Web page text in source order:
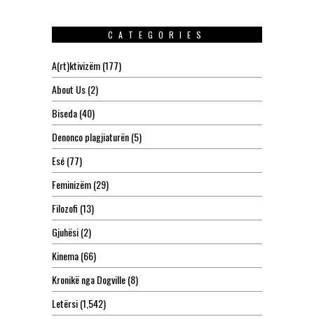
CATEGORIES
A(rt)ktivizëm(177)
About Us(2)
Biseda(40)
Denonco plagjiaturën(5)
Esé(77)
Feminizëm(29)
Filozofi (13)
Gjuhësi(2)
Kinema(66)
Kronikë nga Dogville(8)
Letërsi(1,542)